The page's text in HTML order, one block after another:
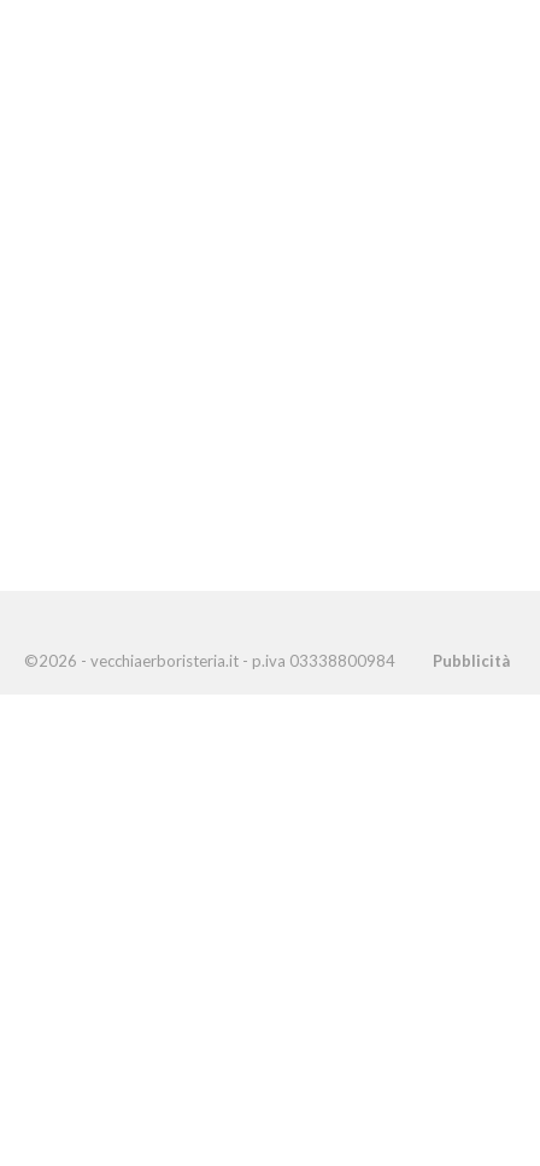
©2026 - vecchiaerboristeria.it - p.iva 03338800984 Pubblicità